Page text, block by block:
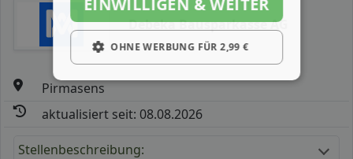
Debeka Bausparkasse AG
Pirmasens
aktualisiert seit: 08.08.2026
Stellenbeschreibung:
EINWILLIGEN & WEITER
OHNE WERBUNG FÜR 2,99 €